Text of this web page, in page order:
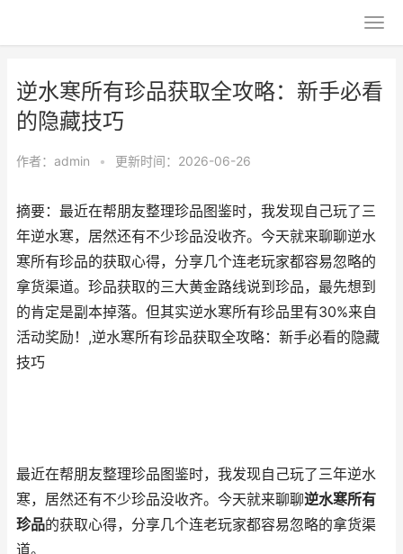
逆水寒所有珍品获取全攻略：新手必看
的隐藏技巧
作者： admin • 更新时间：2026-06-26
摘要：最近在帮朋友整理珍品图鉴时，我发现自己玩了三
年逆水寒，居然还有不少珍品没收齐。今天就来聊聊逆水
寒所有珍品的获取心得，分享几个连老玩家都容易忽略的
拿货渠道。珍品获取的三大黄金路线说到珍品，最先想到
的肯定是副本掉落。但其实逆水寒所有珍品里有30%来自
活动奖励！,逆水寒所有珍品获取全攻略：新手必看的隐藏
技巧
最近在帮朋友整理珍品图鉴时，我发现自己玩了三年逆水
寒，居然还有不少珍品没收齐。今天就来聊聊逆水寒所有
珍品的获取心得，分享几个连老玩家都容易忽略的拿货渠
道。